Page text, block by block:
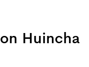
Huincha